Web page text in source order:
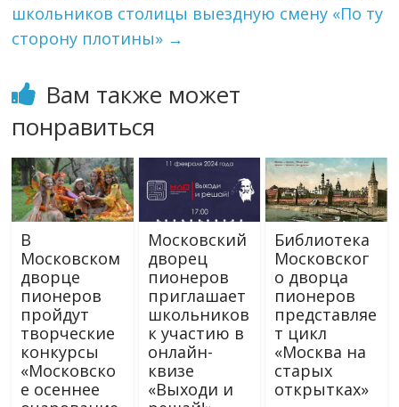
школьников столицы выездную смену «По ту
сторону плотины» →
Вам также может
понравиться
В
Московском
дворце
пионеров
пройдут
творческие
конкурсы
«Московско
е осеннее
Московский
дворец
пионеров
приглашает
школьников
к участию в
онлайн-
квизе
«Выходи и
Библиотека
Московског
о дворца
пионеров
представляе
т цикл
«Москва на
старых
открытках»